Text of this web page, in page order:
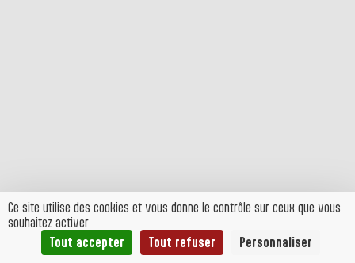
Ce site utilise des cookies et vous donne le contrôle sur ceux que vous
souhaitez activer
Tout accepter
Tout refuser Personnaliser